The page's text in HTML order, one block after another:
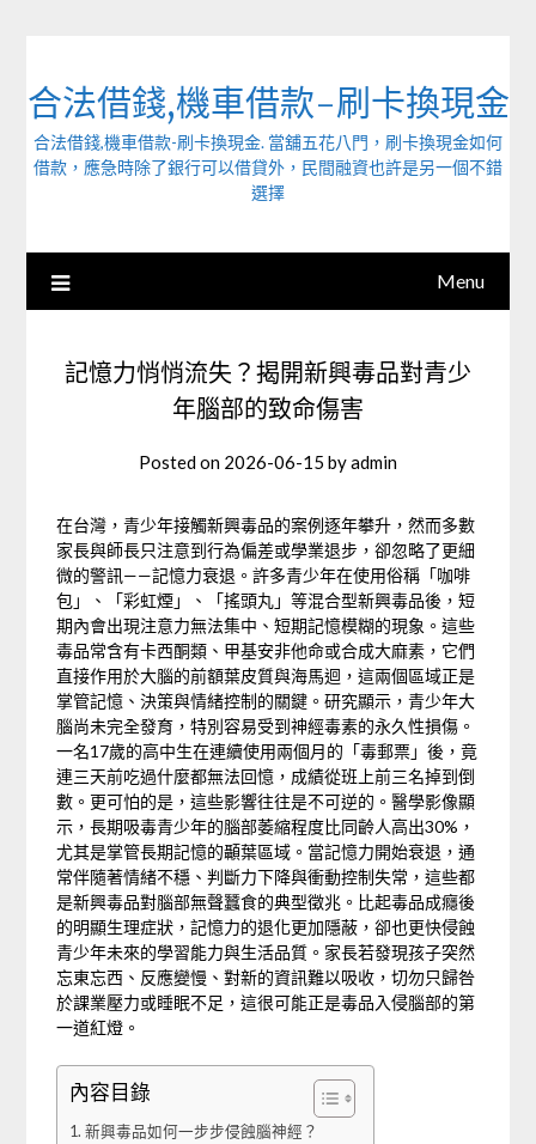
合法借錢,機車借款-刷卡換現金
合法借錢,機車借款-刷卡換現金. 當舖五花八門，刷卡換現金如何
借款，應急時除了銀行可以借貸外，民間融資也許是另一個不錯
選擇
Menu
記憶力悄悄流失？揭開新興毒品對青少
年腦部的致命傷害
Posted on 2026-06-15 byadmin
在台灣，青少年接觸新興毒品的案例逐年攀升，然而多數
家長與師長只注意到行為偏差或學業退步，卻忽略了更細
微的警訊——記憶力衰退。許多青少年在使用俗稱「咖啡
包」、「彩虹煙」、「搖頭丸」等混合型新興毒品後，短
期內會出現注意力無法集中、短期記憶模糊的現象。這些
毒品常含有卡西酮類、甲基安非他命或合成大麻素，它們
直接作用於大腦的前額葉皮質與海馬迴，這兩個區域正是
掌管記憶、決策與情緒控制的關鍵。研究顯示，青少年大
腦尚未完全發育，特別容易受到神經毒素的永久性損傷。
一名17歲的高中生在連續使用兩個月的「毒郵票」後，竟
連三天前吃過什麼都無法回憶，成績從班上前三名掉到倒
數。更可怕的是，這些影響往往是不可逆的。醫學影像顯
示，長期吸毒青少年的腦部萎縮程度比同齡人高出30%，
尤其是掌管長期記憶的顳葉區域。當記憶力開始衰退，通
常伴隨著情緒不穩、判斷力下降與衝動控制失常，這些都
是新興毒品對腦部無聲蠶食的典型徵兆。比起毒品成癮後
的明顯生理症狀，記憶力的退化更加隱蔽，卻也更快侵蝕
青少年未來的學習能力與生活品質。家長若發現孩子突然
忘東忘西、反應變慢、對新的資訊難以吸收，切勿只歸咎
於課業壓力或睡眠不足，這很可能正是毒品入侵腦部的第
一道紅燈。
內容目錄
新興毒品如何一步步侵蝕腦神經？